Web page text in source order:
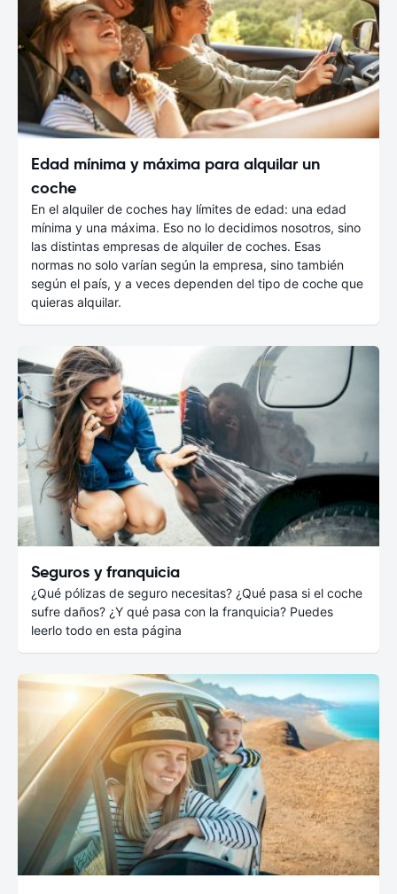
Edad mínima y máxima para alquilar un
coche
En el alquiler de coches hay límites de edad: una edad
mínima y una máxima. Eso no lo decidimos nosotros, sino
las distintas empresas de alquiler de coches. Esas
normas no solo varían según la empresa, sino también
según el país, y a veces dependen del tipo de coche que
quieras alquilar.
Seguros y franquicia
¿Qué pólizas de seguro necesitas? ¿Qué pasa si el coche
sufre daños? ¿Y qué pasa con la franquicia? Puedes
leerlo todo en esta página